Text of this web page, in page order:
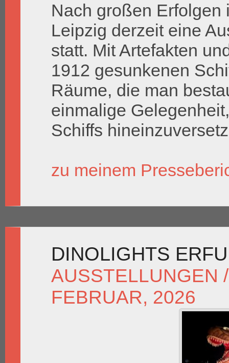
Nach großen Erfolgen
Leipzig derzeit eine
statt. Mit Artefakten
1912 gesunkenen
Räume, die man
einmalige
Schiffs
zu meinem
DINOLIGHTS
AUSSTELLUNGEN
FEBRUAR, 2026